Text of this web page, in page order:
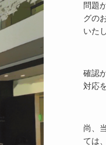
問題
グの
いた
確認
対応
尚、
ては